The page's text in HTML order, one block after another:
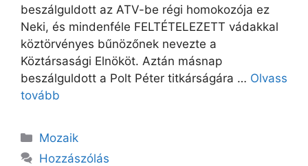
beszálguldott az ATV-be régi homokozója ez
Neki, és mindenféle FELTÉTELEZETT vádakkal
köztörvényes bűnözőnek nevezte a
Köztársasági Elnököt. Aztán másnap
beszálguldott a Polt Péter titkárságára … Olvass
tovább
Kategória
Mozaik
Hozzászólás